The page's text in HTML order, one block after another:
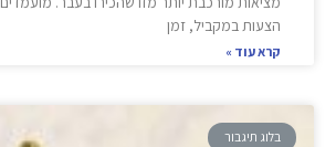
הצעות במקביל, זמן
קרא עוד »
בלוג תיגבור